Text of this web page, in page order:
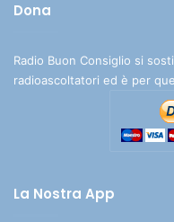
Dona
Radio Buon Consiglio si
radioascoltatori ed è per
La Nostra App